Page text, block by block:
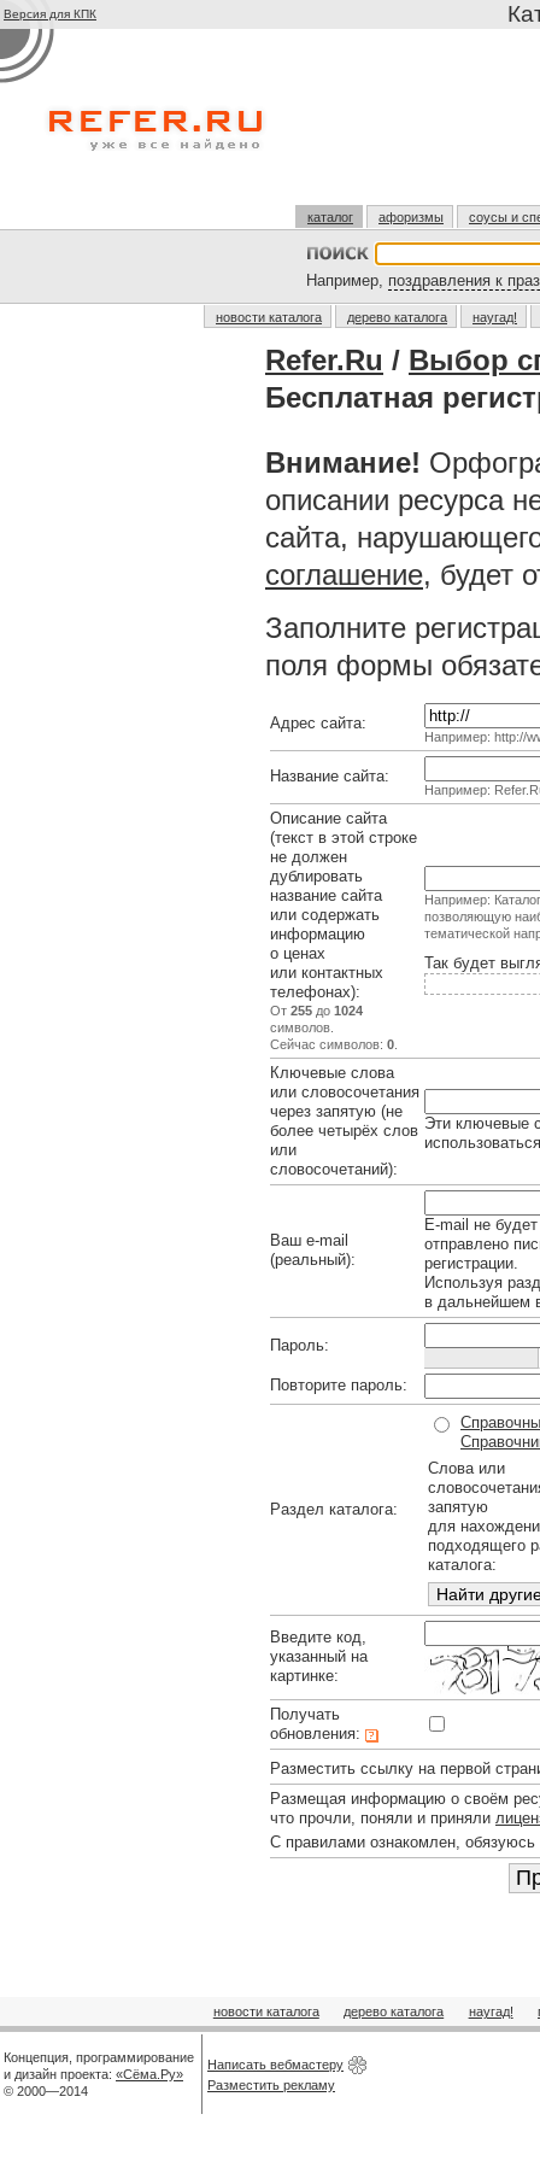
Версия для КПК
каталог афоризмы соусы и
Например, поздравления к
новости каталога дерево каталога наугад!
Refer.Ru / Выбор
Бесплатная
Внимание!
описании ресурса
сайта,
соглашение, будет
Заполните
поля формы
Адрес сайта:
Например: http://
Название сайта:
Например:
Описание сайта
(текст в этой строке
не должен
дублировать
название сайта
или содержать
информацию
о ценах
или контактных
телефонах):
От 255 до 1024
символов.
Сейчас символов: 0
Например:
позволяющую
тематической
Так будет
Ключевые слова
или словосочетания
через запятую (не
более четырёх слов
или
словосочетаний):
Эти ключевые
Ваш e-mail
(реальный):
E-mail не
отправлено
регистрации.
Используя
в дальнейшем
Пароль:
Повторите пароль:
Раздел каталога:
Слова или
запятую
для
подходящего
каталога:
Введите код,
указанный на
картинке:
Получать
обновления:
Разместить ссылку на первой
Размещая информацию о своём
что прочли, поняли и приняли
С правилами ознакомлен,
новости каталога дерево каталога наугад!
Концепция, программирование
и дизайн проекта: «Сёма.Ру»
© 2000—2014
Написать вебмастеру
Разместить рекламу